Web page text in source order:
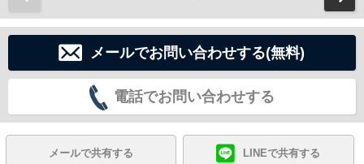
メールでお問い合わせする(無料)
電話でお問い合わせする
メールで共有する LINEで共有する